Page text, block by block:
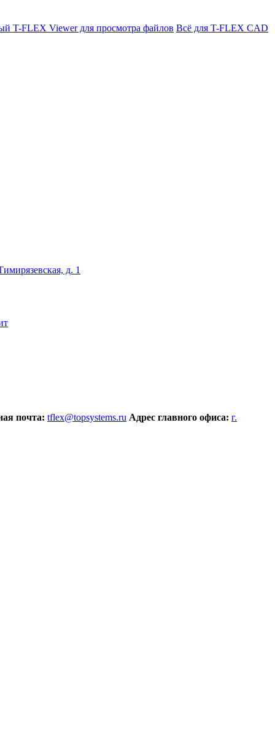
T-FLEX Viewer для просмотра файлов Всё для T-FLEX CAD
д. 1
почта: tflex@topsystems.ru Адрес главного офиса: г.